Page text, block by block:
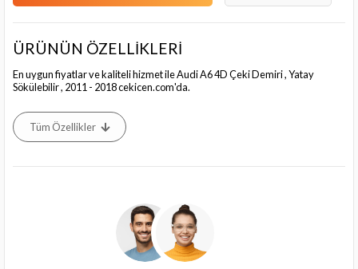
ÜRÜNÜN ÖZELLİKLERİ
En uygun fiyatlar ve kaliteli hizmet ile Audi A6 4D Çeki Demiri , Yatay
Sökülebilir , 2011 - 2018 cekicen.com'da.
Tüm Özellikler